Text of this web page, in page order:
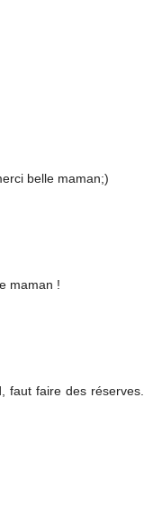
belle maman;)
maman !
faut faire des réserves.